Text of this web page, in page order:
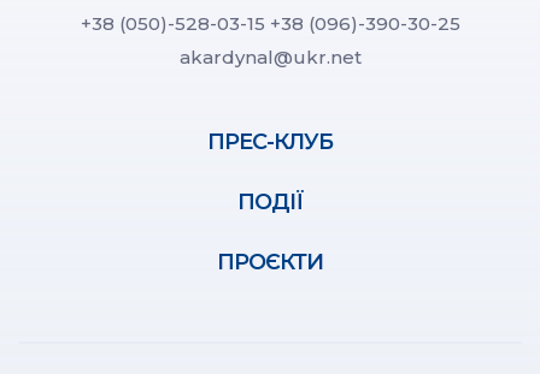
+38 (050)-528-03-15 +38 (096)-390-30-25
akardynal@ukr.net
ПРЕС-КЛУБ
ПОДІЇ
ПРОЄКТИ